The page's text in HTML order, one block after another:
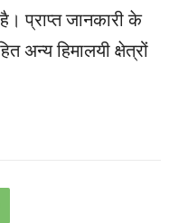
प्राप्त जानकारी के
अन्य हिमालयी क्षेत्रों